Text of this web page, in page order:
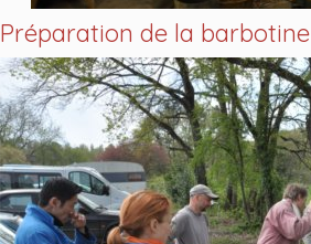
Préparation de la barbotine